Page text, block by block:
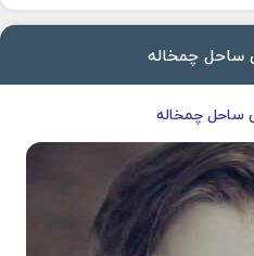
ساحل چمخاله
چمخاله